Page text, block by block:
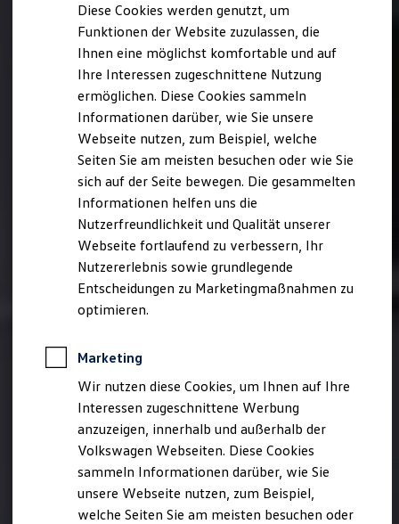
Finanzierung
Für Privatkunden
Für Gewerbekunden
Leasing
Für Privatkunden
Für Gewerbekunden
Versicherungen & Garantien
Garantien
Kfz-Versicherung für Nutzfahrzeuge
Restschuldversicherung
Wartungsverträge
Besitzer & Service
Reparatur & Service
Sommer-Special
Reparatur, Pflege & Inspektion
Servicetermin anfragen
Service-Vorteile bei Volkswagen Nutzfahrzeuge
ServicePlus
Economy Service
Räder & Reifen Service
Notdienst und Pannenhilfe
Software, Konnektivität & Apps
California App
VW Connect für Ihren ID. Buzz
VW Connect für Ihren Transporter/Caravelle
VW Connect für Ihren Amarok
VW Connect für andere Modelle
Connect Pro
Fleet Interface Data
Multistop Pathfinder
Übersicht Software Updates
Diese Cookies werden genutzt, um
Funktionen der Website zuzulassen, die
Ihnen eine möglichst komfortable und auf
Ihre Interessen zugeschnittene Nutzung
ermöglichen. Diese Cookies sammeln
Informationen darüber, wie Sie unsere
Webseite nutzen, zum Beispiel, welche
Seiten Sie am meisten besuchen oder wie Sie
sich auf der Seite bewegen. Die gesammelten
Informationen helfen uns die
Nutzerfreundlichkeit und Qualität unserer
Webseite fortlaufend zu verbessern, Ihr
Nutzererlebnis sowie grundlegende
Entscheidungen zu Marketingmaßnahmen zu
optimieren.
Marketing
Wir nutzen diese Cookies, um Ihnen auf Ihre
Interessen zugeschnittene Werbung
anzuzeigen, innerhalb und außerhalb der
Volkswagen Webseiten. Diese Cookies
sammeln Informationen darüber, wie Sie
unsere Webseite nutzen, zum Beispiel,
welche Seiten Sie am meisten besuchen oder